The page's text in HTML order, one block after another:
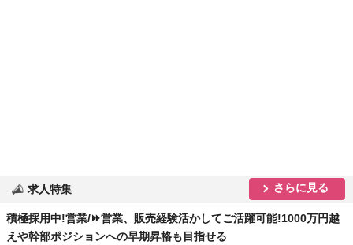
求人特集 さらに見る
積極採用中!営業/⏩️営業、販売経験活かしてご活躍可能!1000万円越
えや幹部ポジションへの早期昇格も目指せる